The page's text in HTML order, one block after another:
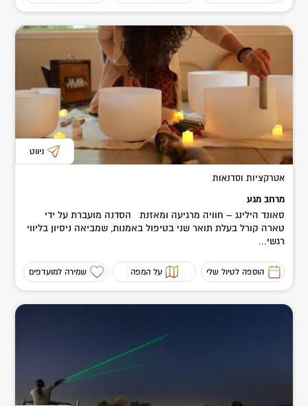
ניווט
אטרקציות וסדנאות
מרחב מגע
סאונד הילינג – חוויה מרגיעה ומאזנת הסדנה מועברת על ידי
טארה קורל בעלת תואר שני בטיפול באמנות, שמביאה ניסיון בליווי
רגשי...
הוספה לטיול שלי על המפה שמירה למועדפים